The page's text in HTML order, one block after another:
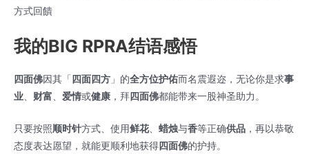
方式回饋
我的BIG RPRA结语感悟
四面佛因其「 四面四方 」的全方位护佑而名震遐迩，无论你是求事
业
财富 爱情或健康 ，拜四面佛都能带来一股神圣助力。
只要按照顺时针方式、使用鲜花、 蜡烛与香等正确供品 ，再以恭敬
态度表达愿望，就能更顺利地获得四面佛的护持。